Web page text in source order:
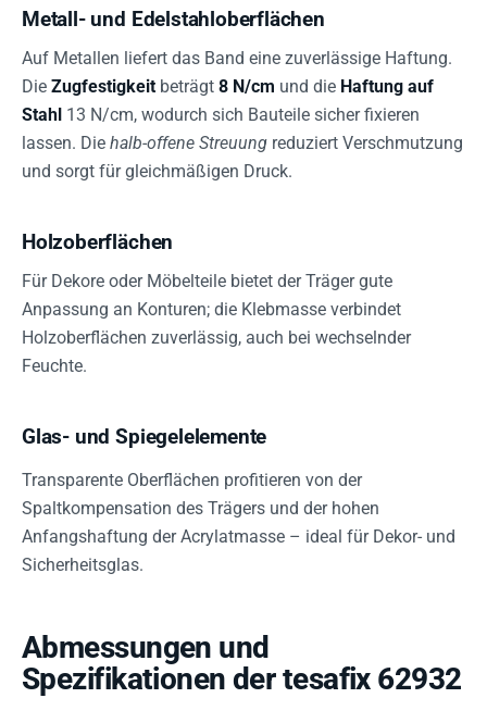
Metall- und Edelstahloberflächen
Auf Metallen liefert das Band eine zuverlässige Haftung.
Die Zugfestigkeit beträgt 8 N/cm und die Haftung auf
Stahl 13 N/cm, wodurch sich Bauteile sicher fixieren
lassen. Die halb-offene Streuung reduziert Verschmutzung
und sorgt für gleichmäßigen Druck.
Holzoberflächen
Für Dekore oder Möbelteile bietet der Träger gute
Anpassung an Konturen; die Klebmasse verbindet
Holzoberflächen zuverlässig, auch bei wechselnder
Feuchte.
Glas- und Spiegelelemente
Transparente Oberflächen profitieren von der
Spaltkompensation des Trägers und der hohen
Anfangshaftung der Acrylatmasse – ideal für Dekor- und
Sicherheitsglas.
Abmessungen und
Spezifikationen der tesafix 62932